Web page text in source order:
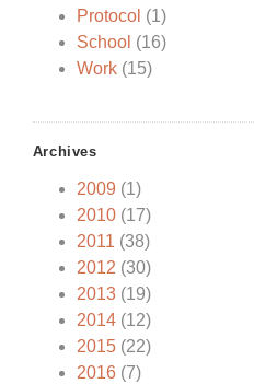
Protocol (1)
School (16)
Work(15)
Archives
2009 (1)
2010(17)
2011 (38)
2012 (30)
2013(19)
2014(12)
2015(22)
2016(7)